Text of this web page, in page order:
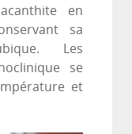
en
sa
Les
se
et